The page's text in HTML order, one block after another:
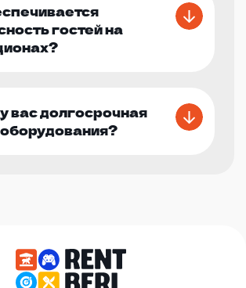
гостей на
вас долгосрочная